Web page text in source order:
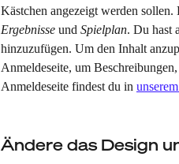
Kästchen angezeigt werden
Ergebnisse und Spielplan. Du hast
hinzuzufügen. Um den Inhalt
Anmeldeseite, um
Anmeldeseite findest du in
Ändere das Design